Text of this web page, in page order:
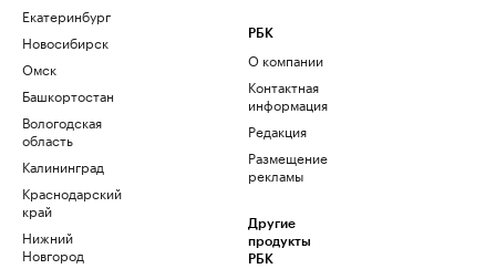
Екатеринбург
Новосибирск
Омск
Башкортостан
Вологодская
область
Калининград
Краснодарский
край
Нижний
Новгород
РБК
О компании
Контактная
информация
Редакция
Размещение
рекламы
Другие
продукты
РБК